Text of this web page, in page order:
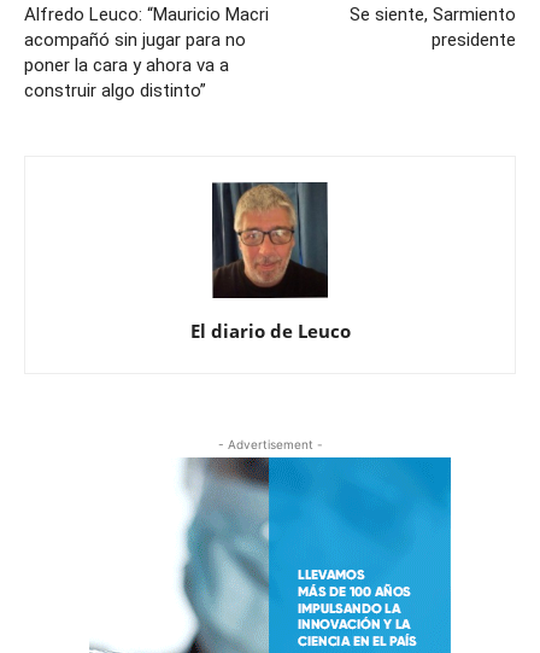
Alfredo Leuco: “Mauricio Macri
acompañó sin jugar para no
poner la cara y ahora va a
construir algo distinto”
Se siente, Sarmiento
presidente
El diario de Leuco
- Advertisement -